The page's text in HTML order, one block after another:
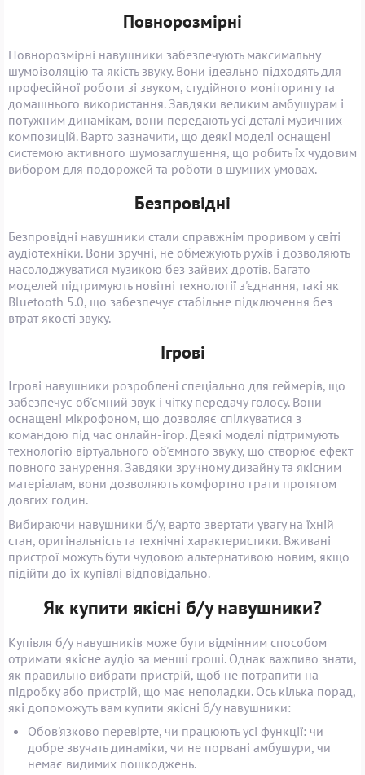
Повнорозмірні
Повнорозмірні навушники забезпечують максимальну
шумоізоляцію та якість звуку. Вони ідеально підходять для
професійної роботи зі звуком, студійного моніторингу та
домашнього використання. Завдяки великим амбушурам і
потужним динамікам, вони передають усі деталі музичних
композицій. Варто зазначити, що деякі моделі оснащені
системою активного шумозаглушення, що робить їх чудовим
вибором для подорожей та роботи в шумних умовах.
Безпровідні
Безпровідні навушники стали справжнім проривом у світі
аудіотехніки. Вони зручні, не обмежують рухів і дозволяють
насолоджуватися музикою без зайвих дротів. Багато
моделей підтримують новітні технології з'єднання, такі як
Bluetooth 5.0, що забезпечує стабільне підключення без
втрат якості звуку.
Ігрові
Ігрові навушники розроблені спеціально для геймерів, що
забезпечує об'ємний звук і чітку передачу голосу. Вони
оснащені мікрофоном, що дозволяє спілкуватися з
командою під час онлайн-ігор. Деякі моделі підтримують
технологію віртуального об'ємного звуку, що створює ефект
повного занурення. Завдяки зручному дизайну та якісним
матеріалам, вони дозволяють комфортно грати протягом
довгих годин.
Вибираючи навушники б/у, варто звертати увагу на їхній
стан, оригінальність та технічні характеристики. Вживані
пристрої можуть бути чудовою альтернативою новим, якщо
підійти до їх купівлі відповідально.
Як купити якісні б/у навушники?
Купівля б/у навушників може бути відмінним способом
отримати якісне аудіо за менші гроші. Однак важливо знати,
як правильно вибрати пристрій, щоб не потрапити на
підробку або пристрій, що має неполадки. Ось кілька порад,
які допоможуть вам купити якісні б/у навушники:
Обов'язково перевірте, чи працюють усі функції: чи
добре звучать динаміки, чи не порвані амбушури, чи
немає видимих пошкоджень.